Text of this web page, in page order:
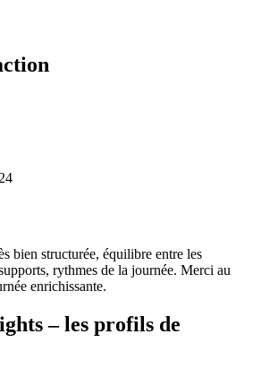
bien structurée, équilibre entre les
rythmes de la journée. Merci au
enrichissante.
– les profils de